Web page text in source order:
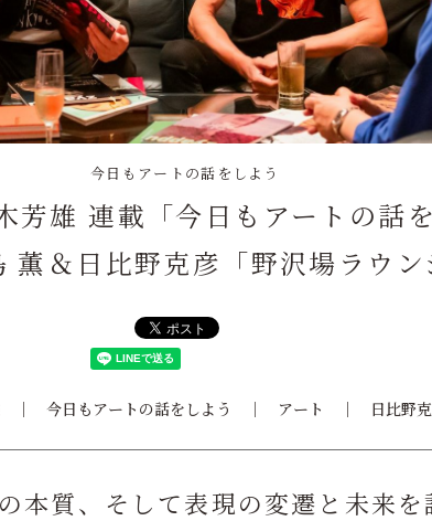
今日もアートの話をしよう
芳雄 連載「今日もアートの話
＆日比野克彦「野沢場ラウン
今日もアートの話をしよう アート 日比野
本質、そして表現の変遷と未来